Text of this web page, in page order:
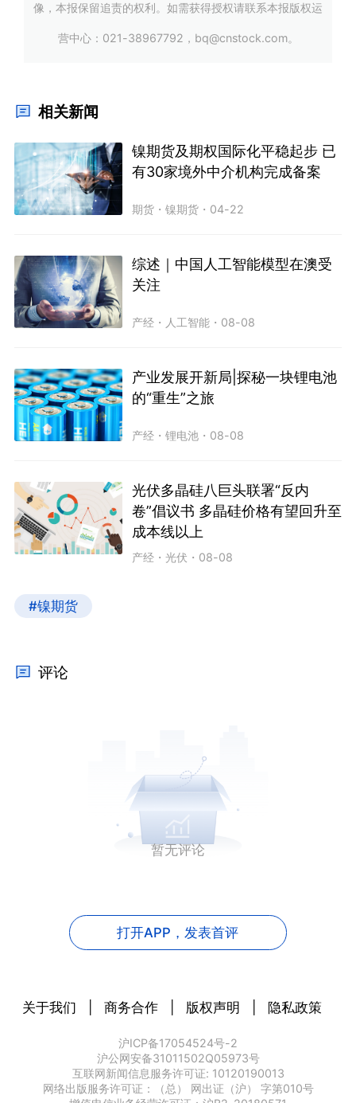
像，本报保留追责的权利。如需获得授权请联系本报版权运
营中心：021-38967792，bq@cnstock.com。
相关新闻
镍期货及期权国际化平稳起步 已
有30家境外中介机构完成备案
期货 ・镍期货 ・ 04-22
综述｜中国人工智能模型在澳受
关注
产经 ・ 人工智能 ・ 08-08
产业发展开新局|探秘一块锂电池
的“重生”之旅
产经 ・锂电池 ・ 08-08
光伏多晶硅八巨头联署“反内
卷”倡议书 多晶硅价格有望回升至
成本线以上
产经 ・光伏 ・ 08-08
#镍期货
评论
暂无评论
打开APP， 发表首评
关于我们 商务合作 版权声明 隐私政策
沪ICP备17054524号-2
沪公网安备31011502Q05973号
互联网新闻信息服务许可证: 10120190013
网络出版服务许可证：（总） 网出证（沪） 字第010号